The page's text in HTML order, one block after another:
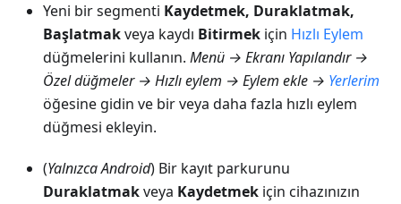
Yeni bir segmenti Kaydetmek, Duraklatmak,
Başlatmakveya kaydı Bitirmek için Hızlı Eylem
düğmelerini kullanın. Menü → Ekranı Yapılandır →
Özel düğmeler → Hızlı eylem → Eylem ekle → Yerlerim
öğesine gidin ve bir veya daha fazla hızlı eylem
düğmesi ekleyin.
(Yalnızca Android) Bir kayıt parkurunu
Duraklatmakveya Kaydetmek için cihazınızın